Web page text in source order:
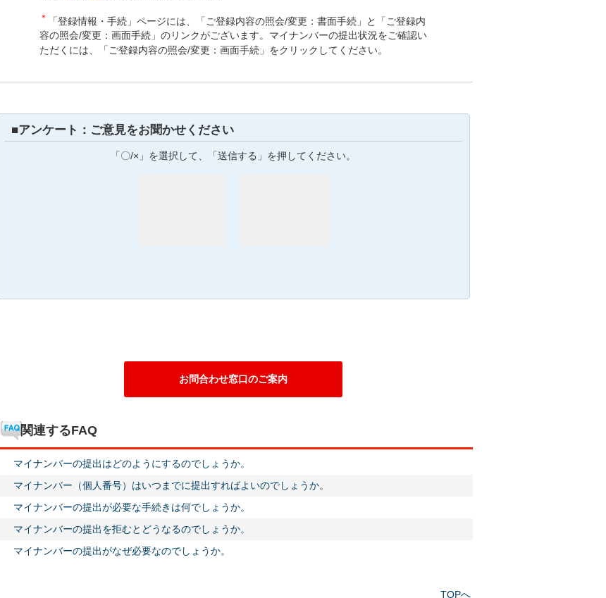
＊
「登録情報・手続」ページには、「ご登録内容の照会/変更：書面手続」と「ご登録内
容の照会/変更：画面手続」のリンクがございます。マイナンバーの提出状況をご確認い
ただくには、「ご登録内容の照会/変更：画面手続」をクリックしてください。
■アンケート：ご意見をお聞かせください
「〇/×」を選択して、「送信する」を押してください。
お問合わせ窓口のご案内
関連するFAQ
マイナンバーの提出はどのようにするのでしょうか。
マイナンバー（個人番号）はいつまでに提出すればよいのでしょうか。
マイナンバーの提出が必要な手続きは何でしょうか。
マイナンバーの提出を拒むとどうなるのでしょうか。
マイナンバーの提出がなぜ必要なのでしょうか。
TOPへ